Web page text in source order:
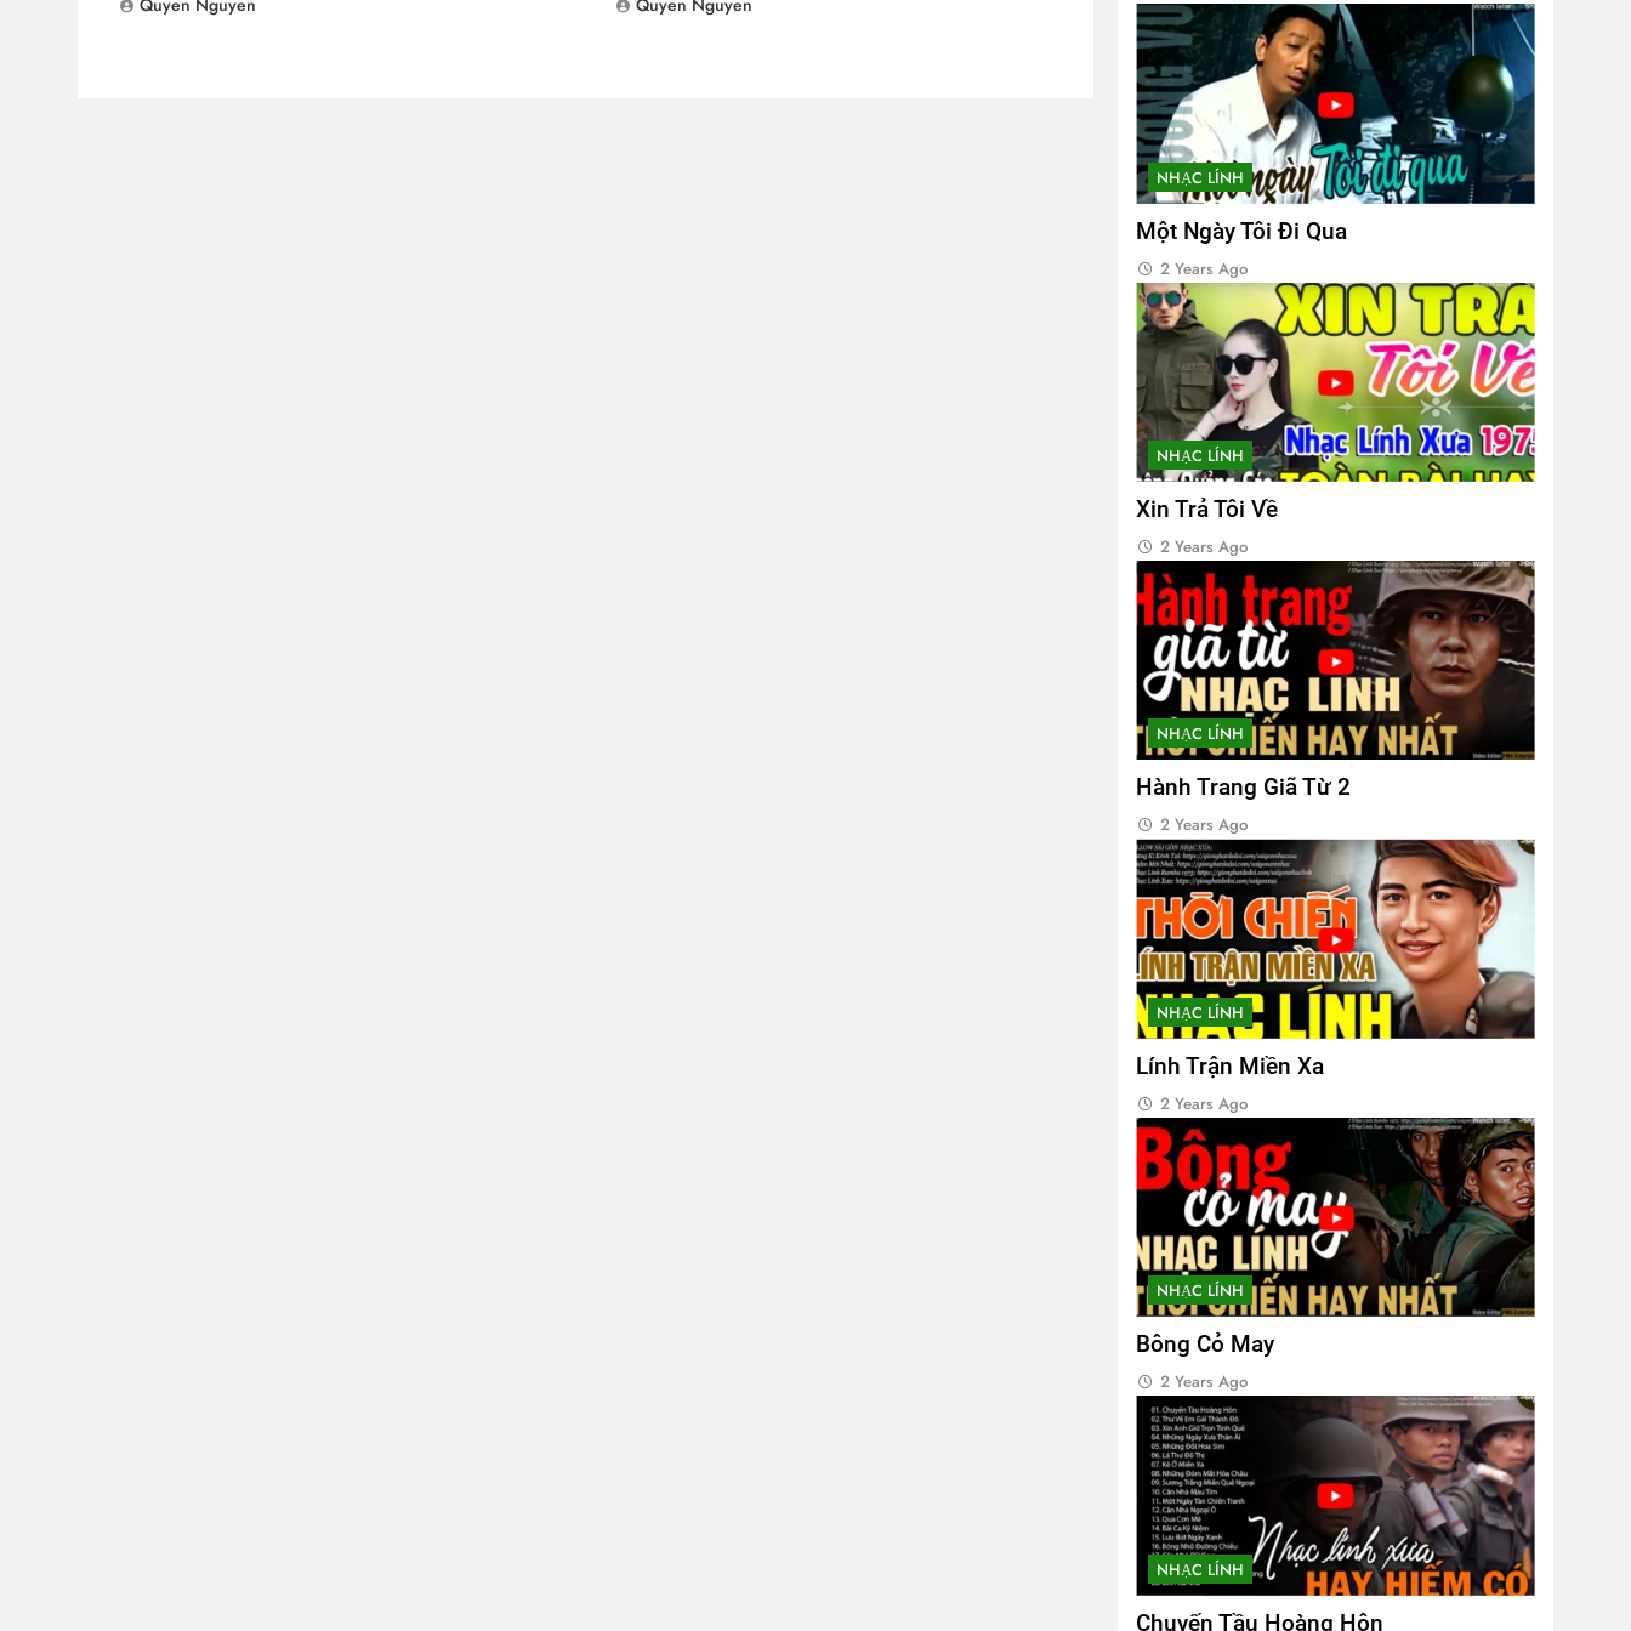
Quyen Nguyen
Quyen Nguyen
NHẠC LÍNH
Một Ngày Tôi Đi Qua
2 Years Ago
NHẠC LÍNH
Xin Trả Tôi Về
2 Years Ago
NHẠC LÍNH
Hành Trang Giã Từ 2
2 Years Ago
NHẠC LÍNH
Lính Trận Miền Xa
2 Years Ago
NHẠC LÍNH
Bông Cỏ May
2 Years Ago
NHẠC LÍNH
Chuyến Tầu Hoàng Hôn